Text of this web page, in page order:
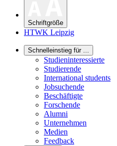
Schriftgröße
HTWK Leipzig
Schnelleinstieg für ...
Studieninteressierte
Studierende
International students
Jobsuchende
Beschäftigte
Forschende
Alumni
Unternehmen
Medien
Feedback